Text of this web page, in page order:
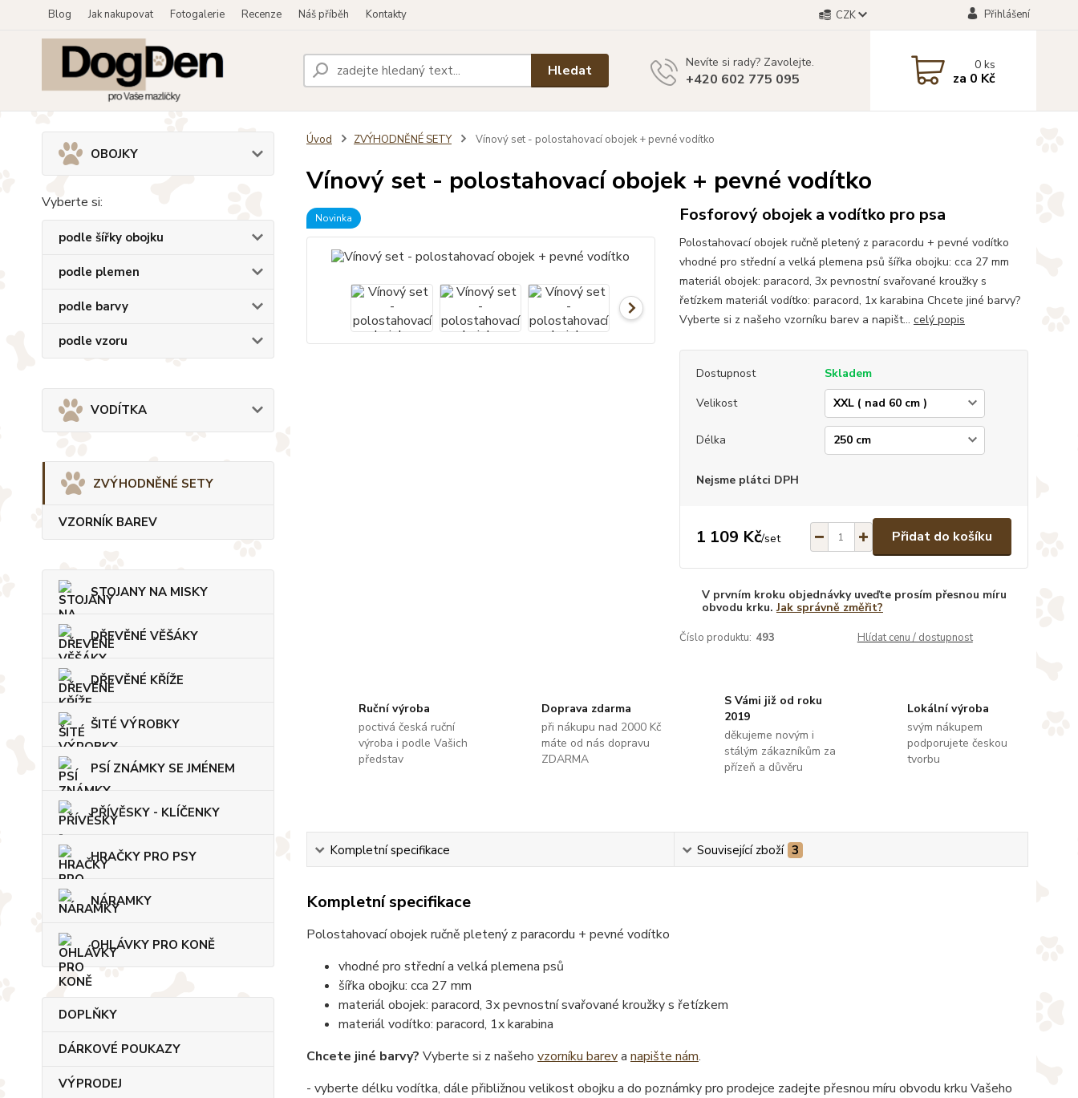
Blog Jak nakupovat Fotogalerie Recenze Náš příběh Kontakty CZK Přihlášení
Hledat Nevíte si rady? Zavolejte.
+420 602 775 095
0ks
za 0 Kč
OBOJKY
Vyberte si:
podle šířky obojku
podle plemen
podle barvy
podle vzoru
VODÍTKA
ZVÝHODNĚNÉ SETY
VZORNÍK BAREV
STOJANY NA MISKY
DŘEVĚNÉ VĚŠÁKY
DŘEVĚNÉ KŘÍŽE
ŠITÉ VÝROBKY
PSÍ ZNÁMKY SE JMÉNEM
PŘÍVĚSKY - KLÍČENKY
HRAČKY PRO PSY
NÁRAMKY
OHLÁVKY PRO KONĚ
DOPLŇKY
DÁRKOVÉ POUKAZY
VÝPRODEJ
Úvod ZVÝHODNĚNÉ SETY Vínový set - polostahovací obojek + pevné vodítko
Vínový set - polostahovací obojek + pevné vodítko
Novinka Fosforový obojek a vodítko pro psa
Polostahovací obojek ručně pletený z paracordu + pevné vodítko
vhodné pro střední a velká plemena psů šířka obojku: cca 27 mm
materiál obojek: paracord, 3x pevnostní svařované kroužky s
řetízkem materiál vodítko: paracord, 1x karabina Chcete jiné barvy?
Vyberte si z našeho vzorníku barev a napišt... celý popis
Dostupnost
Skladem
Velikost
Délka
Nejsme plátci DPH
1 109 Kč/set Přidat do košíku
V prvním kroku objednávky uveďte prosím přesnou míru
obvodu krku.Jak správně změřit?
Číslo produktu: 493 Hlídat cenu / dostupnost
Ruční výroba
poctivá česká ruční
výroba i podle Vašich
představ
Doprava zdarma
při nákupu nad 2000 Kč
máte od nás dopravu
ZDARMA
S Vámi již od roku
2019
děkujeme novým i
stálým zákazníkům za
přízeň a důvěru
Lokální výroba
svým nákupem
podporujete českou
tvorbu
Kompletní specifikace Související zboží 3
Kompletní specifikace
Polostahovací obojek ručně pletený z paracordu + pevné vodítko
vhodné pro střední a velká plemena psů
šířka obojku: cca 27 mm
materiál obojek: paracord, 3x pevnostní svařované kroužky s řetízkem
materiál vodítko: paracord, 1x karabina
Chcete jiné barvy? Vyberte si z našeho vzorníku bareva napište nám.
- vyberte délku vodítka, dále přibližnou velikost obojku a do poznámky pro prodejce zadejte přesnou míru obvodu krku Vašeho